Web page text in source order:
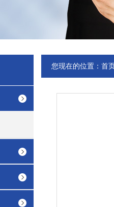
您现在的位置： 首